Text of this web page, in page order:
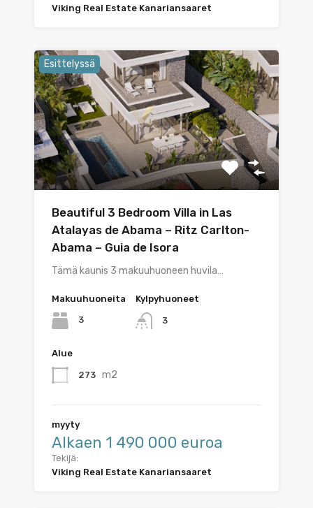
Viking Real Estate Kanariansaaret
Esittelyssä
Beautiful 3 Bedroom Villa in Las
Atalayas de Abama – Ritz Carlton-
Abama – Guia de Isora
Tämä kaunis 3 makuuhuoneen huvila…
Makuuhuoneita
3
Kylpyhuoneet
3
Alue
273 m2
myyty
Alkaen 1 490 000 euroa
Tekijä:
Viking Real Estate Kanariansaaret